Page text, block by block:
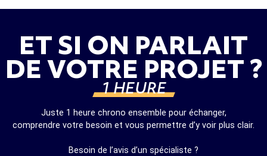
ET SI ON PARLAIT
DE VOTRE PROJET ?
1 HEURE
Juste 1 heure chrono ensemble pour échanger,
comprendre votre besoin et vous permettre d’y voir plus clair.
Besoin de l’avis d’un spécialiste ?